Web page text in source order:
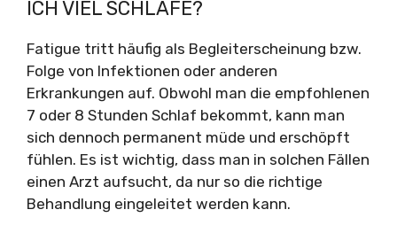
ICH VIEL SCHLAFE?
Fatigue tritt häufig als Begleiterscheinung bzw.
Folge von Infektionen oder anderen
Erkrankungen auf. Obwohl man die empfohlenen
7 oder 8 Stunden Schlaf bekommt, kann man
sich dennoch permanent müde und erschöpft
fühlen. Es ist wichtig, dass man in solchen Fällen
einen Arzt aufsucht, da nur so die richtige
Behandlung eingeleitet werden kann.